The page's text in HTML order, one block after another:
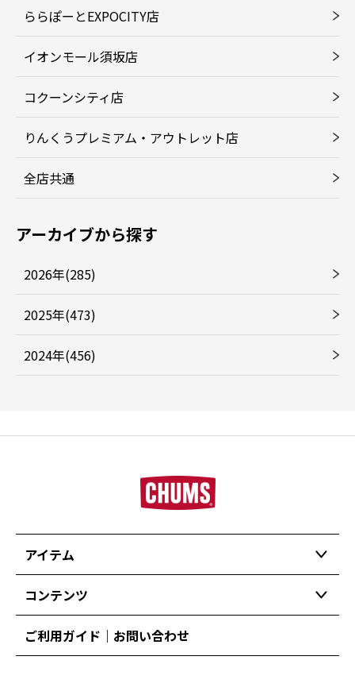
ららぽーとEXPOCITY店
イオンモール須坂店
コクーンシティ店
りんくうプレミアム・アウトレット店
全店共通
アーカイブから探す
2026年(285)
2025年(473)
2024年(456)
アイテム
コンテンツ
ご利用ガイド｜お問い合わせ